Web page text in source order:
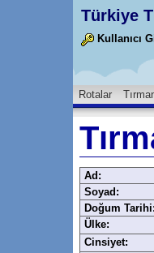
Türkiye
Kullanıcı
Rotalar
Ad:
Soyad:
Doğum Tarihi:
Ülke:
Cinsiyet: